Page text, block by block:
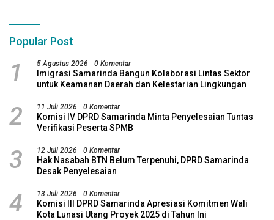
Popular Post
1 5 Agustus 2026 0 Komentar
Imigrasi Samarinda Bangun Kolaborasi Lintas Sektor
untuk Keamanan Daerah dan Kelestarian Lingkungan
2 11 Juli 2026 0 Komentar
Komisi IV DPRD Samarinda Minta Penyelesaian Tuntas
Verifikasi Peserta SPMB
3 12 Juli 2026 0 Komentar
Hak Nasabah BTN Belum Terpenuhi, DPRD Samarinda
Desak Penyelesaian
4 13 Juli 2026 0 Komentar
Komisi III DPRD Samarinda Apresiasi Komitmen Wali
Kota Lunasi Utang Proyek 2025 di Tahun Ini